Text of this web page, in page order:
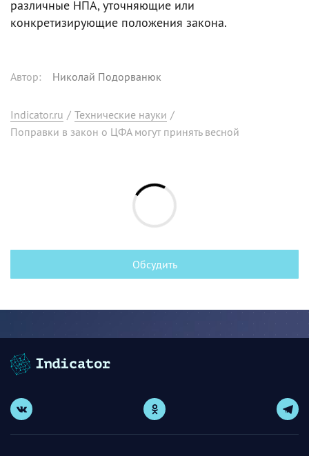
различные НПА, уточняющие или
конкретизирующие положения закона.
Автор: Николай Подорванюк
Indicator.ru / Технические науки /
Поправки в закон о ЦФА могут принять весной
Обсудить